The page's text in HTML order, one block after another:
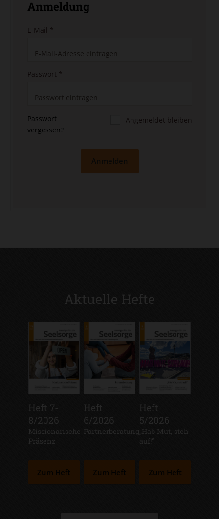
Anmeldung
E-Mail *
Passwort *
Passwort
vergessen?
Angemeldet bleiben
Anmelden
Aktuelle Hefte
Heft 7-
8/2026
:
Missionarische
Präsenz
Zum Heft
Heft
6/2026
:
Partnerberatung
Zum Heft
Heft
5/2026
:
„Hab Mut, steh
auf!“
Zum Heft